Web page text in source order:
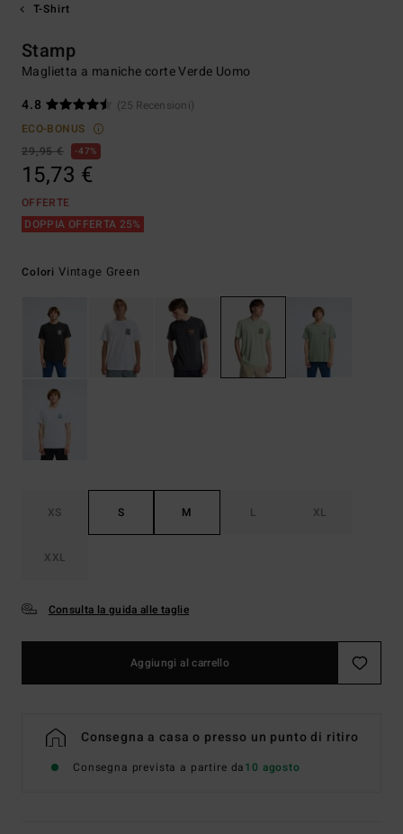
T-Shirt
Stamp
Maglietta a maniche corte Verde Uomo
4.8
(25 Recensioni)
ECO-BONUS
29,95 €
47%
15,73 €
OFFERTE
DOPPIA OFFERTA 25%
Colori Vintage Green
XS S M L XL
XXL
Consulta la guida alle taglie
Aggiungi al carrello
Consegna a casa o presso un punto di ritiro
Consegna prevista a partire da10 agosto